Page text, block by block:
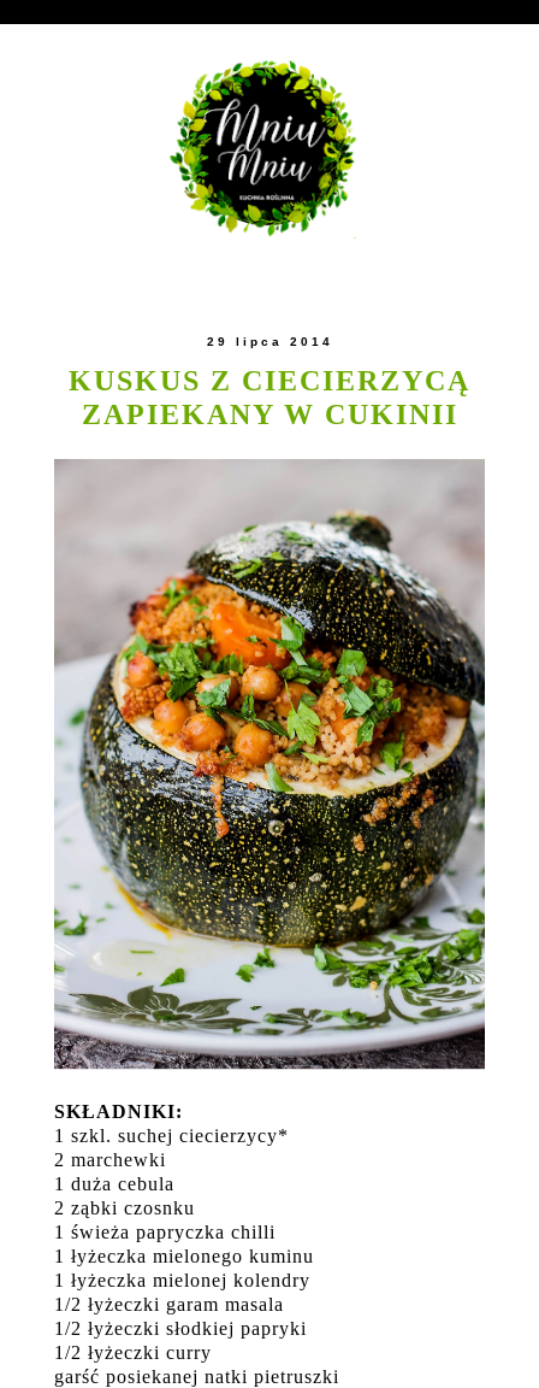
29 lipca 2014
KUSKUS Z CIECIERZYCĄ
ZAPIEKANY W CUKINII
SKŁADNIKI:
1 szkl. suchej ciecierzycy*
2 marchewki
1 duża cebula
2 ząbki czosnku
1 świeża papryczka chilli
1 łyżeczka mielonego kuminu
1 łyżeczka mielonej kolendry
1/2 łyżeczki garam masala
1/2 łyżeczki słodkiej papryki
1/2 łyżeczki curry
garść posiekanej natki pietruszki